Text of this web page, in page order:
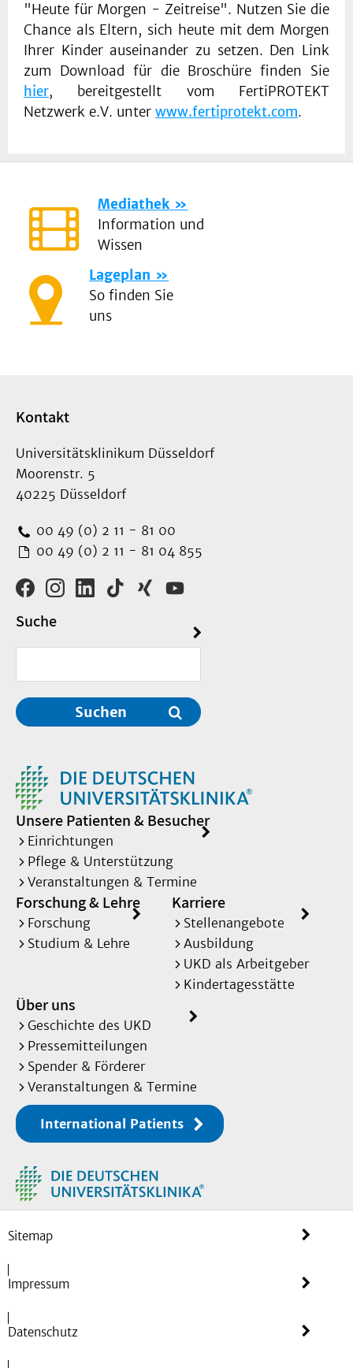
"Heute für Morgen - Zeitreise". Nutzen Sie die
Chance als Eltern, sich heute mit dem Morgen
Ihrer Kinder auseinander zu setzen. Den Link
zum Download für die Broschüre finden Sie
hier, bereitgestellt vom FertiPROTEKT
Netzwerk e.V. unter www.fertiprotekt.com.
Mediathek
Information und
Wissen
Lageplan
So finden Sie
uns
Kontakt
Universitätsklinikum Düsseldorf
Moorenstr. 5
40225 Düsseldorf
00 49 (0) 2 11 - 81 00
00 49 (0) 2 11 - 81 04 855
Suche
Suchen
Unsere Patienten & Besucher
Einrichtungen
Pflege & Unterstützung
Veranstaltungen & Termine
Forschung & Lehre
Forschung
Studium & Lehre
Karriere
Stellenangebote
Ausbildung
UKD als Arbeitgeber
Kindertagesstätte
Über uns
Geschichte des UKD
Pressemitteilungen
Spender & Förderer
Veranstaltungen & Termine
International Patients
Sitemap
Impressum
Datenschutz